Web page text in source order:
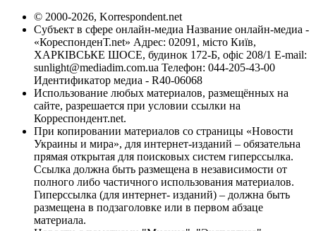
© 2000-2026, Korrespondent.net
Субъект в сфере онлайн-медиа Название онлайн-медиа -
«КореспонденТ.net» Адрес: 02091, місто Київ,
ХАРКІВСЬКЕ ШОСЕ, будинок 172-Б, офіс 208/1 E-mail:
sunlight@mediadim.com.ua Телефон: 044-205-43-00
Идентификатор медиа - R40-06068
Использование любых материалов, размещённых на
сайте, разрешается при условии ссылки на
Корреспондент.net.
При копировании материалов со страницы «Новости
Украины и мира», для интернет-изданий – обязательна
прямая открытая для поисковых систем гиперссылка.
Ссылка должна быть размещена в независимости от
полного либо частичного использования материалов.
Гиперссылка (для интернет- изданий) – должна быть
размещена в подзаголовке или в первом абзаце
материала.